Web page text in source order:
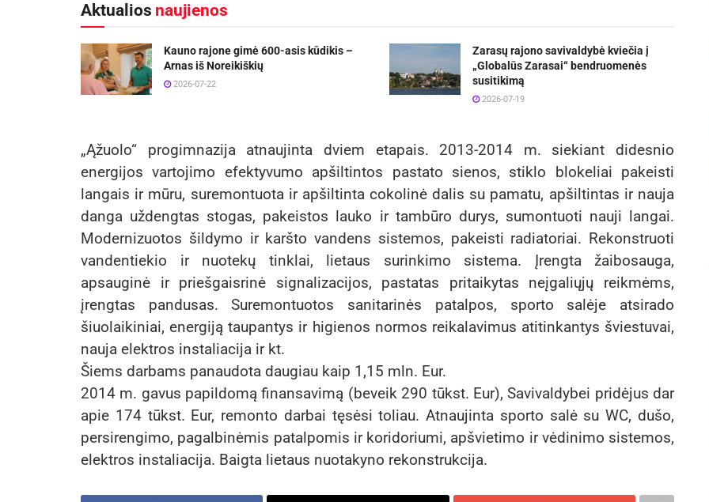
Aktualios naujienos
Kauno rajone gimė 600-asis kūdikis –
Arnas iš Noreikiškių
2026-07-22
Zarasų rajono savivaldybė kviečia į
„Globalūs Zarasai“ bendruomenės
susitikimą
2026-07-19
„Ąžuolo“ progimnazija atnaujinta dviem etapais. 2013-2014 m. siekiant didesnio
energijos vartojimo efektyvumo apšiltintos pastato sienos, stiklo blokeliai pakeisti
langais ir mūru, suremontuota ir apšiltinta cokolinė dalis su pamatu, apšiltintas ir nauja
danga uždengtas stogas, pakeistos lauko ir tambūro durys, sumontuoti nauji langai.
Modernizuotos šildymo ir karšto vandens sistemos, pakeisti radiatoriai. Rekonstruoti
vandentiekio ir nuotekų tinklai, lietaus surinkimo sistema. Įrengta žaibosauga,
apsauginė ir priešgaisrinė signalizacijos, pastatas pritaikytas neįgaliųjų reikmėms,
įrengtas pandusas. Suremontuotos sanitarinės patalpos, sporto salėje atsirado
šiuolaikiniai, energiją taupantys ir higienos normos reikalavimus atitinkantys šviestuvai,
nauja elektros instaliacija ir kt.
Šiems darbams panaudota daugiau kaip 1,15 mln. Eur.
2014 m. gavus papildomą finansavimą (beveik 290 tūkst. Eur), Savivaldybei pridėjus dar
apie 174 tūkst. Eur, remonto darbai tęsėsi toliau. Atnaujinta sporto salė su WC, dušo,
persirengimo, pagalbinėmis patalpomis ir koridoriumi, apšvietimo ir vėdinimo sistemos,
elektros instaliacija. Baigta lietaus nuotakyno rekonstrukcija.